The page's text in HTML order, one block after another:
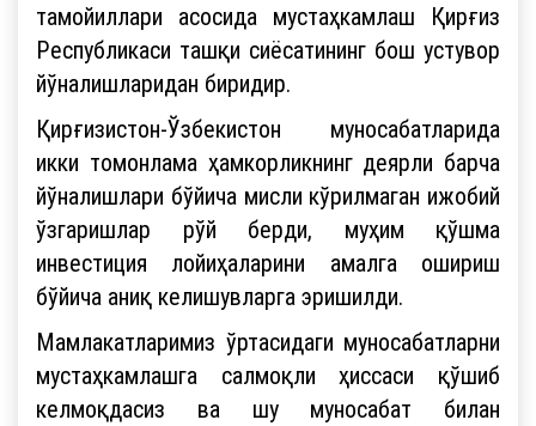
тамойиллари асосида мустаҳкамлаш Қирғиз
Республикаси ташқи сиёсатининг бош устувор
йўналишларидан биридир.
Қирғизистон-Ўзбекистон муносабатларида
икки томонлама ҳамкорликнинг деярли барча
йўналишлари бўйича мисли кўрилмаган ижобий
ўзгаришлар рўй берди, муҳим қўшма
инвестиция лойиҳаларини амалга ошириш
бўйича аниқ келишувларга эришилди.
Мамлакатларимиз ўртасидаги муносабатларни
мустаҳкамлашга салмоқли ҳиссаси қўшиб
келмоқдасиз ва шу муносабат билан